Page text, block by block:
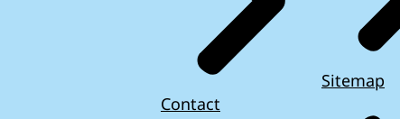
Contact
Sitemap